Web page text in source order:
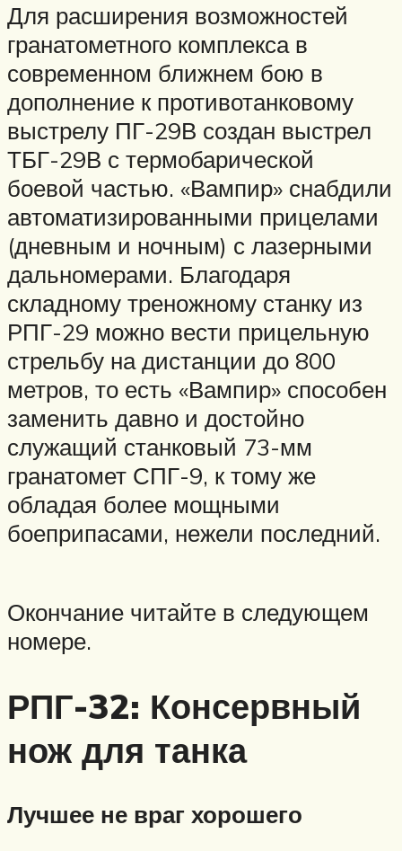
Для расширения возможностей
гранатометного комплекса в
современном ближнем бою в
дополнение к противотанковому
выстрелу ПГ-29В создан выстрел
ТБГ-29В с термобарической
боевой частью. «Вампир» снабдили
автоматизированными прицелами
(дневным и ночным) с лазерными
дальномерами. Благодаря
складному треножному станку из
РПГ-29 можно вести прицельную
стрельбу на дистанции до 800
метров, то есть «Вампир» способен
заменить давно и достойно
служащий станковый 73-мм
гранатомет СПГ-9, к тому же
обладая более мощными
боеприпасами, нежели последний.
Окончание читайте в следующем
номере.
РПГ-32: Консервный
нож для танка
Лучшее не враг хорошего